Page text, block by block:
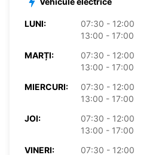
LUNI:
07:30 - 12:00
13:00 - 17:00
MARȚI:
07:30 - 12:00
13:00 - 17:00
MIERCURI:
07:30 - 12:00
13:00 - 17:00
JOI:
07:30 - 12:00
13:00 - 17:00
VINERI:
07:30 - 12:00